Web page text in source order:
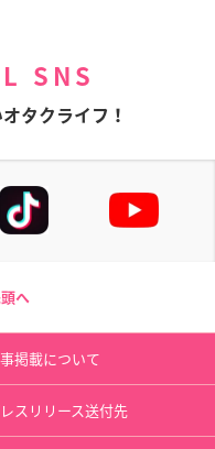
SNS
タクライフ！
へ
掲載について
スリリース送付先